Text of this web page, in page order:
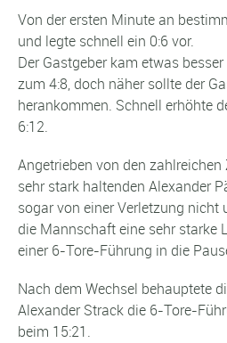
Von der ersten Minute an
und legte schnell ein 0:6 vor.
Der Gastgeber kam etwas
zum 4:8, doch näher sollte der
herankommen. Schnell erhöhte
6:12.
Angetrieben von den
sehr stark haltenden Alexander
sogar von einer Verletzung nicht
die Mannschaft eine sehr starke
einer 6-Tore-Führung in die
Nach dem Wechsel behauptete
Alexander Strack die 6-Tore-
beim 15:21.